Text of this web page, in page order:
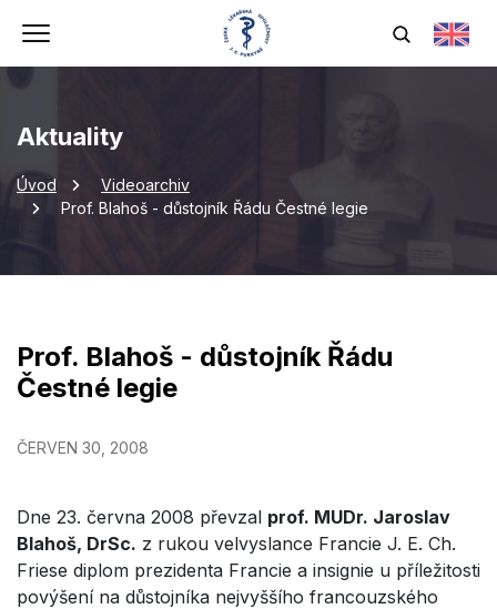
Aktuality
Úvod
Videoarchiv
Prof. Blahoš - důstojník Řádu Čestné legie
Prof. Blahoš - důstojník Řádu
Čestné legie
ČERVEN 30, 2008
Dne 23. června 2008 převzal prof. MUDr. Jaroslav
Blahoš, DrSc. z rukou velvyslance Francie J. E. Ch.
Friese diplom prezidenta Francie a insignie u příležitosti
povýšení na důstojníka nejvyššího francouzského